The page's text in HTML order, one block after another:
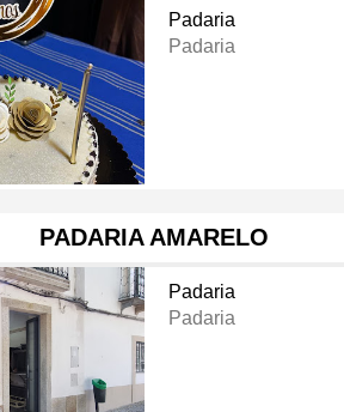
Padaria
Padaria
PADARIA AMARELO
Padaria
Padaria